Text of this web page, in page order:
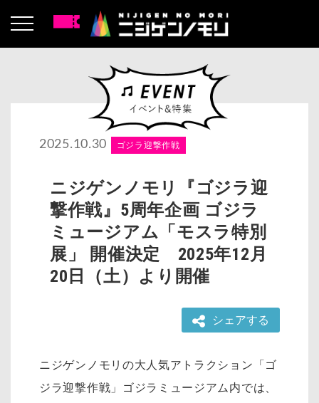
2025.10.30 ゴジラ迎撃作戦
ニジゲンノモリ『ゴジラ迎
撃作戦』5周年企画 ゴジラ
ミュージアム「モスラ特別
展」 開催決定 2025年12月
20日（土）より開催
シェアする
ニジゲンノモリの大人気アトラクション「ゴ
ジラ迎撃作戦」ゴジラミュージアム内では、